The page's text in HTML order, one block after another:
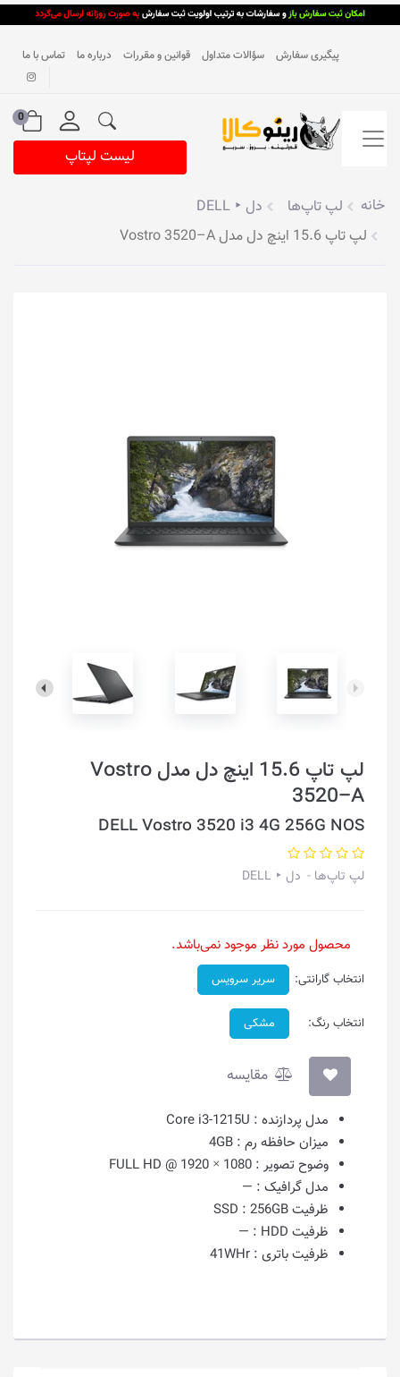
پیگیری سفارش سؤالات متداول قوانین و مقررات درباره ما تماس با ما
0
لیست لپتاپ
خانه لپ تاپ‌ها
دل ‣ DELL
لپ تاپ 15.6 اینچ دل مدل Vostro 3520–A
لپ تاپ 15.6 اینچ دل مدل Vostro
3520–A
DELL Vostro 3520 i3 4G 256G NOS
لپ تاپ‌ها دل ‣ DELL
محصول مورد نظر موجود نمی‌باشد.
انتخاب گارانتی: سریر سرویس
انتخاب رنگ: مشکی
مقایسه
مدل پردازنده : Core i3-1215U
میزان حافظه رم : 4GB
وضوح تصویر : 1080 × 1920 @ FULL HD
مدل گرافیک : —
ظرفیت SSD :256GB
ظرفیت HDD :
—
ظرفیت باتری : 41WHr